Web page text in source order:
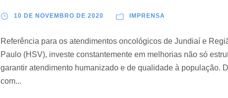
10 DE NOVEMBRO DE 2020 IMPRENSA
Referência para os atendimentos oncológicos de Jundiaí e
Paulo (HSV), investe constantemente em melhorias não só
garantir atendimento humanizado e de qualidade à população.
com...